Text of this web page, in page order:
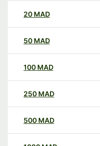
20 MAD
50 MAD
100 MAD
250 MAD
500 MAD